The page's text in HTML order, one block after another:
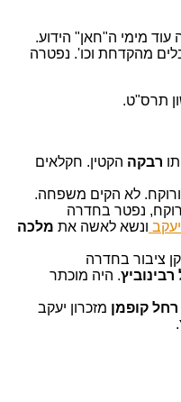
מימי ה"חאן" הידוע.
מהקדחת וכו'. נפטרה
רבקה הקטין. חקלאים
ורוקח. לא הקים משפחה.
נפטר בחדרה
יעקב ונשא לאשה את מלכה
. היה מוכתר
רחל קופמן מזכרון יעקב